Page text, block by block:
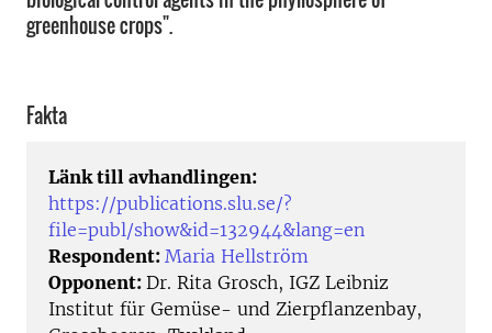
greenhouse crops".
Fakta
Länk till avhandlingen:
https://publications.slu.se/?
file=publ/show&id=132944&lang=en
Respondent: Maria Hellström
Opponent: Dr. Rita Grosch, IGZ Leibniz
Institut für Gemüse- und Zierpflanzenbay,